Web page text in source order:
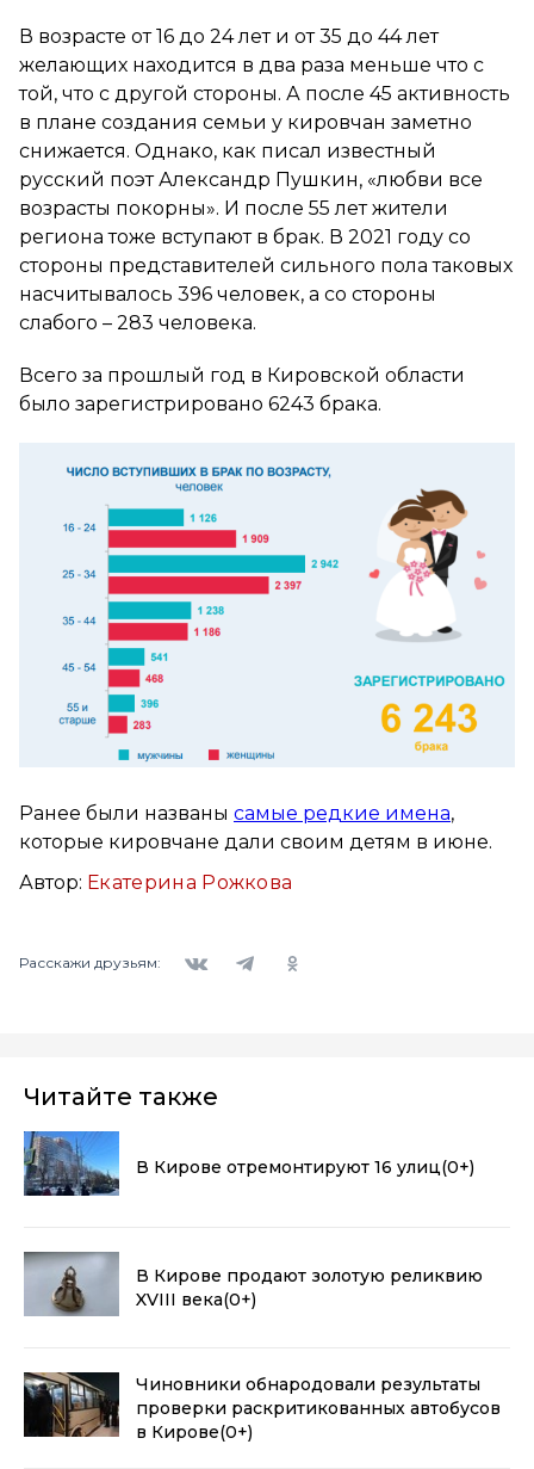
В возрасте от 16 до 24 лет и от 35 до 44 лет
желающих находится в два раза меньше что с
той, что с другой стороны. А после 45 активность
в плане создания семьи у кировчан заметно
снижается. Однако, как писал известный
русский поэт Александр Пушкин, «любви все
возрасты покорны». И после 55 лет жители
региона тоже вступают в брак. В 2021 году со
стороны представителей сильного пола таковых
насчитывалось 396 человек, а со стороны
слабого – 283 человека.
Всего за прошлый год в Кировской области
было зарегистрировано 6243 брака.
Ранее были названы самые редкие имена,
которые кировчане дали своим детям в июне.
Автор: Екатерина Рожкова
Расскажи друзьям:
Читайте также
В Кирове отремонтируют 16 улиц(0+)
В Кирове продают золотую реликвию
XVIII века(0+)
Чиновники обнародовали результаты
проверки раскритикованных автобусов
в Кирове(0+)